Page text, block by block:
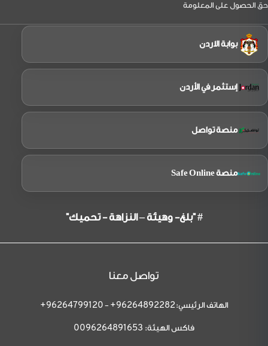
حق الحصول على المعلومة
بوابة الاردن
إستثمر في الأردن
منصة تواصل
منصة Safe Online
# "بلغ- وهيئة – النزاهة - تحميك"
تواصل معنا
الهاتف الرئيسي: 96264892282+
-
96264799120+
فاكس الهيئة: 0096264891653